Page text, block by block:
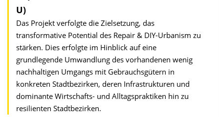
U)
Das Projekt verfolgte die Zielsetzung, das
transformative Potential des Repair & DIY-Urbanism zu
stärken. Dies erfolgte im Hinblick auf eine
grundlegende Umwandlung des vorhandenen wenig
nachhaltigen Umgangs mit Gebrauchsgütern in
konkreten Stadtbezirken, deren Infrastrukturen und
dominante Wirtschafts- und Alltagspraktiken hin zu
resilienten Stadtbezirken.